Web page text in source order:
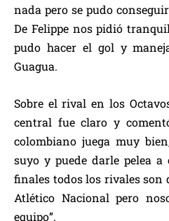
nada pero se pudo
De Felippe nos pidió
pudo hacer el gol y
Guagua.
Sobre el rival en los
central fue claro y
colombiano juega muy
suyo y puede darle pelea a
finales todos los rivales son
Atlético Nacional pero
equipo”.